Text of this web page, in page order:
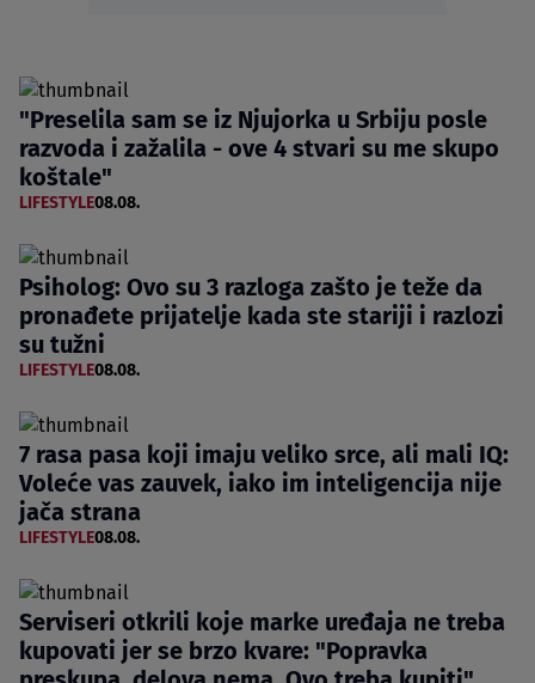
"Preselila sam se iz Njujorka u Srbiju posle
razvoda i zažalila - ove 4 stvari su me skupo
koštale"
LIFESTYLE08.08.
Psiholog: Ovo su 3 razloga zašto je teže da
pronađete prijatelje kada ste stariji i razlozi
su tužni
LIFESTYLE08.08.
7 rasa pasa koji imaju veliko srce, ali mali IQ:
Voleće vas zauvek, iako im inteligencija nije
jača strana
LIFESTYLE08.08.
Serviseri otkrili koje marke uređaja ne treba
kupovati jer se brzo kvare: "Popravka